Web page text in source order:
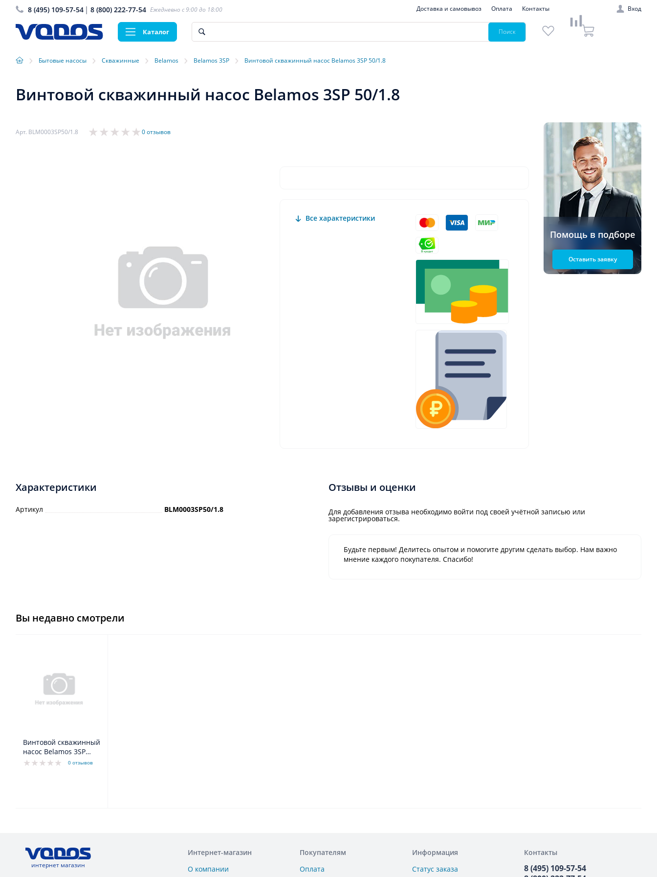
8 (495) 109-57-54 8 (800) 222-77-54 Ежедневно с 9:00 до 18:00 Доставка и самовывоз Оплата Контакты Вход
Каталог Поиск
› Бытовые насосы › Скважинные › Belamos › Belamos 3SP › Винтовой скважинный насос Belamos 3SP 50/1.8
Винтовой скважинный насос Belamos 3SP 50/1.8
Арт. BLM0003SP50/1.8 0 отзывов
Все характеристики
Помощь в подборе
Оставить заявку
Характеристики
Артикул BLM0003SP50/1.8
Отзывы и оценки
Для добавления отзыва необходимо войти под своей учётной записью или
зарегистрироваться.
Будьте первым! Делитесь опытом и помогите другим сделать выбор. Нам важно
мнение каждого покупателя. Спасибо!
Вы недавно смотрели
Винтовой скважинный
насос Belamos 3SP
50/1.8
0 отзывов
интернет магазин
Интернет-магазин
О компании
Покупателям
Оплата
Информация
Статус заказа
Контакты
8 (495) 109-57-54